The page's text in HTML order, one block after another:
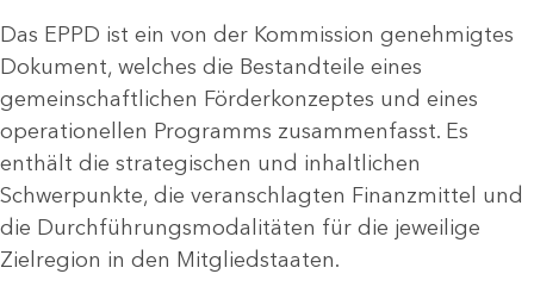
Das EPPD ist ein von der Kommission genehmigtes
Dokument, welches die Bestandteile eines
gemeinschaftlichen Förderkonzeptes und eines
operationellen Programms zusammenfasst. Es
enthält die strategischen und inhaltlichen
Schwerpunkte, die veranschlagten Finanzmittel und
die Durchführungsmodalitäten für die jeweilige
Zielregion in den Mitgliedstaaten.